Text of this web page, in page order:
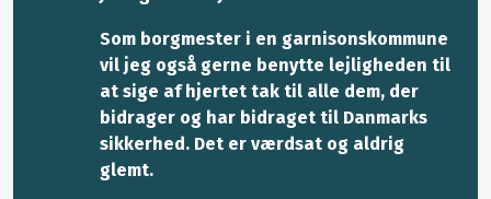
Som borgmester i en garnisonskommune
vil jeg også gerne benytte lejligheden til
at sige af hjertet tak til alle dem, der
bidrager og har bidraget til Danmarks
sikkerhed. Det er værdsat og aldrig
glemt.